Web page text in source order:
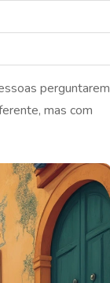
perguntarem
mas com